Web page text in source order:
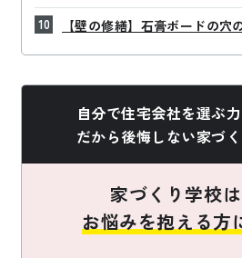
【壁の修繕】石膏ボードの穴
自分で住宅会社を選ぶ力
だから後悔しない家づく
家づくり学校
お悩みを抱える方